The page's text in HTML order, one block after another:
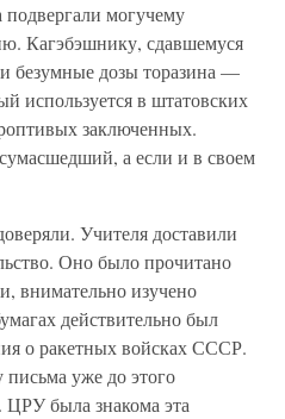
подвергали могучему
Кагэбэшнику, сдавшемуся
безумные дозы торазина —
используется в штатовских
заключенных.
а если и в своем
Учителя доставили
Оно было прочитано
внимательно изучено
действительно был
о ракетных войсках СССР.
уже до этого
была знакома эта